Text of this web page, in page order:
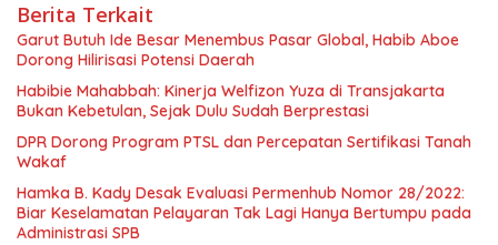
Berita Terkait
Garut Butuh Ide Besar Menembus Pasar Global, Habib Aboe
Dorong Hilirisasi Potensi Daerah
Habibie Mahabbah: Kinerja Welfizon Yuza di Transjakarta
Bukan Kebetulan, Sejak Dulu Sudah Berprestasi
DPR Dorong Program PTSL dan Percepatan Sertifikasi Tanah
Wakaf
Hamka B. Kady Desak Evaluasi Permenhub Nomor 28/2022:
Biar Keselamatan Pelayaran Tak Lagi Hanya Bertumpu pada
Administrasi SPB